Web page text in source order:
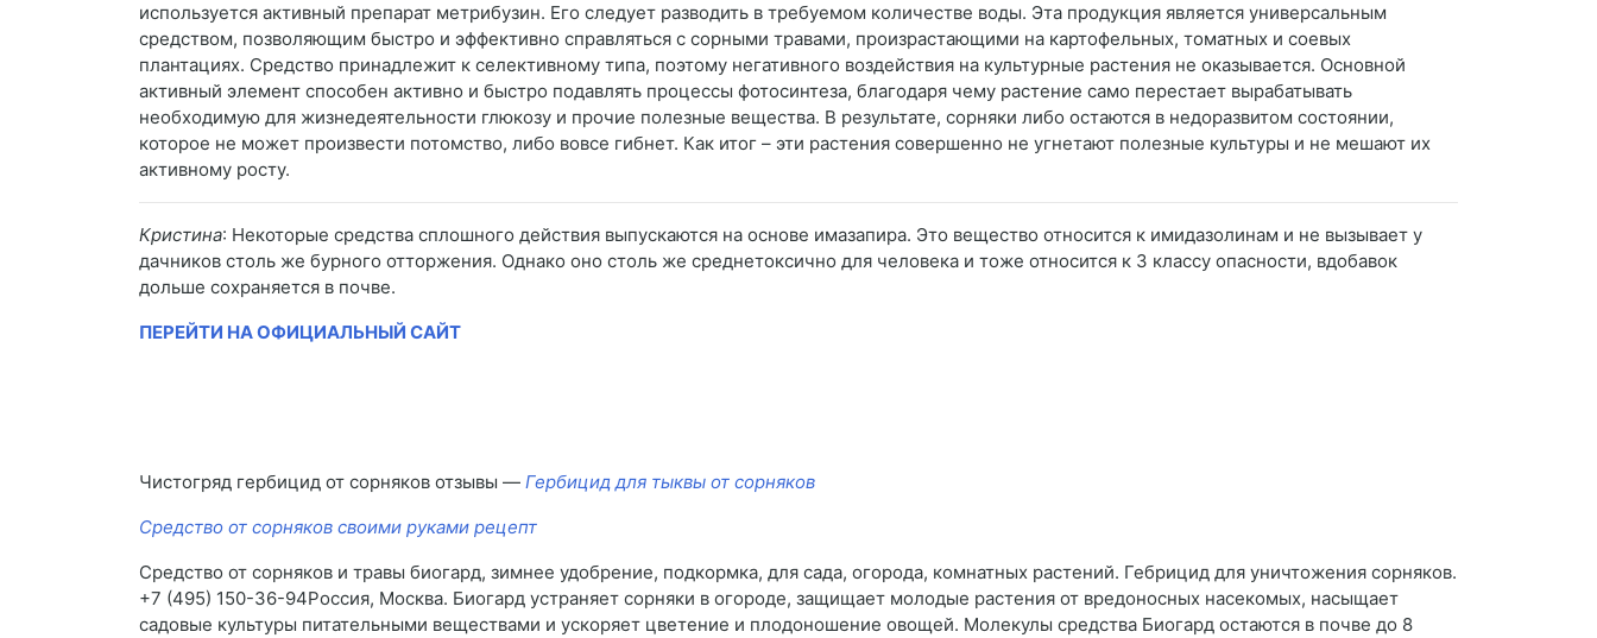
используется активный препарат метрибузин. Его следует разводить в требуемом количестве воды. Эта продукция является универсальным
средством, позволяющим быстро и эффективно справляться с сорными травами, произрастающими на картофельных, томатных и соевых
плантациях. Средство принадлежит к селективному типа, поэтому негативного воздействия на культурные растения не оказывается. Основной
активный элемент способен активно и быстро подавлять процессы фотосинтеза, благодаря чему растение само перестает вырабатывать
необходимую для жизнедеятельности глюкозу и прочие полезные вещества. В результате, сорняки либо остаются в недоразвитом состоянии,
которое не может произвести потомство, либо вовсе гибнет. Как итог – эти растения совершенно не угнетают полезные культуры и не мешают их
активному росту.
Кристина: Некоторые средства сплошного действия выпускаются на основе имазапира. Это вещество относится к имидазолинам и не вызывает у
дачников столь же бурного отторжения. Однако оно столь же среднетоксично для человека и тоже относится к 3 классу опасности, вдобавок
дольше сохраняется в почве.
ПЕРЕЙТИ НА ОФИЦИАЛЬНЫЙ САЙТ
Чистогряд гербицид от сорняков отзывы — Гербицид для тыквы от сорняков
Средство от сорняков своими руками рецепт
Средство от сорняков и травы биогард, зимнее удобрение, подкормка, для сада, огорода, комнатных растений. Гебрицид для уничтожения сорняков.
+7 (495) 150-36-94Россия, Москва. Биогард устраняет сорняки в огороде, защищает молодые растения от вредоносных насекомых, насыщает
садовые культуры питательными веществами и ускоряет цветение и плодоношение овощей. Молекулы средства Биогард остаются в почве до 8